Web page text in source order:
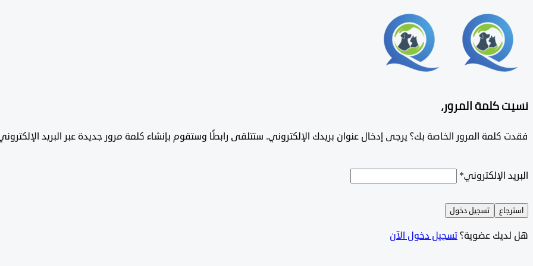
نسيت كلمة المرور،
فقدت كلمة المرور الخاصة بك؟ يرجى إدخال عنوان بريدك الإلكتروني. ستتلقى رابطًا وستقوم بإنشاء كلمة مرور جديدة عبر البريد
البريد الإلكتروني*
استرجاع تسجيل دخول
هل لديك عضوية؟تسجيل دخول الآن